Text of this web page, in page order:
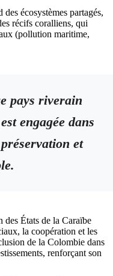
écosystèmes partagés,
récifs coralliens, qui
(pollution maritime,
pays riverain
engagée dans
et
des États de la Caraïbe
la coopération et les
de la Colombie dans
renforçant son